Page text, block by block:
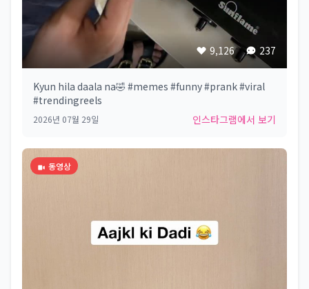
9,126 237
Kyun hila daala na🤣 #memes #funny #prank #viral
#trendingreels
2026년 07월 29일 인스타그램에서 보기
동영상